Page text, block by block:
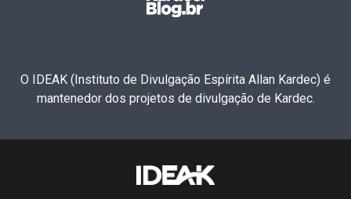
O IDEAK (Instituto de Divulgação Espírita Allan Kardec) é
mantenedor dos projetos de divulgação de Kardec.